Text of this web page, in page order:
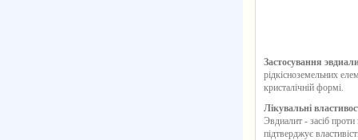
Застосування
рідкісноземельних
кристалічній формі.
Лікувальні
Эвдиалит - засіб
підтверджує